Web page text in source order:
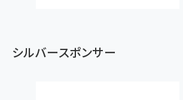
シルバースポンサー